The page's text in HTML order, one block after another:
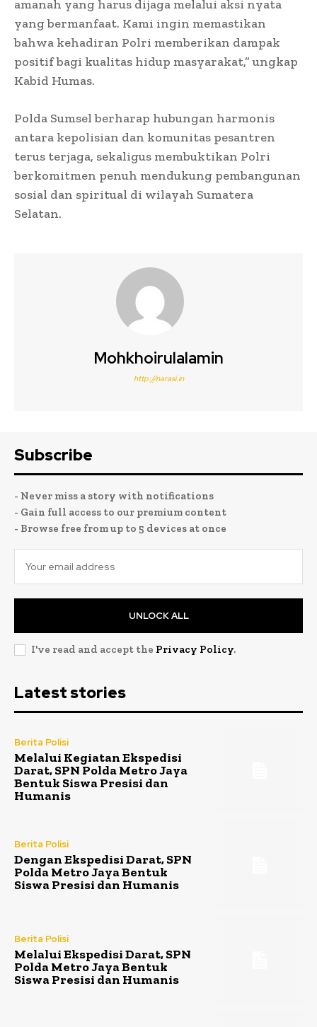
amanah yang harus dijaga melalui aksi nyata
yang bermanfaat. Kami ingin memastikan
bahwa kehadiran Polri memberikan dampak
positif bagi kualitas hidup masyarakat,” ungkap
Kabid Humas.
Polda Sumsel berharap hubungan harmonis
antara kepolisian dan komunitas pesantren
terus terjaga, sekaligus membuktikan Polri
berkomitmen penuh mendukung pembangunan
sosial dan spiritual di wilayah Sumatera
Selatan.
Mohkhoirulalamin
http://narasi.in
Subscribe
- Never miss a story with notifications
- Gain full access to our premium content
- Browse free from up to 5 devices at once
UNLOCK ALL
I've read and accept the Privacy Policy.
Latest stories
Berita Polisi
Melalui Kegiatan Ekspedisi
Darat, SPN Polda Metro Jaya
Bentuk Siswa Presisi dan
Humanis
Berita Polisi
Dengan Ekspedisi Darat, SPN
Polda Metro Jaya Bentuk
Siswa Presisi dan Humanis
Berita Polisi
Melalui Ekspedisi Darat, SPN
Polda Metro Jaya Bentuk
Siswa Presisi dan Humanis